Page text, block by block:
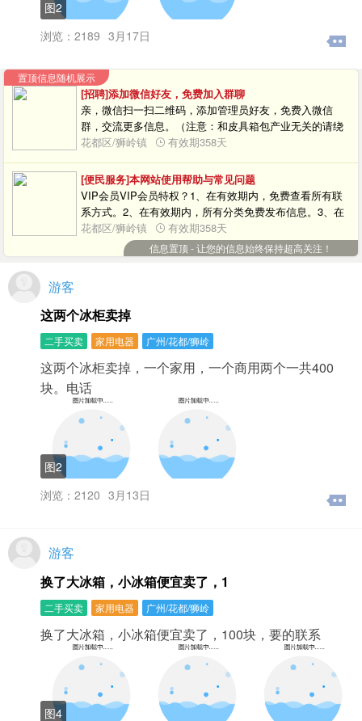
图2
浏览：2189 3月17日
置顶信息随机展示
[招聘]添加微信好友，免费加入群聊
亲，微信扫一扫二维码，添加管理员好友，免费入微信
群，交流更多信息。（注意：和皮具箱包产业无关的请绕
道。）
花都区/狮岭镇 有效期358天
[便民服务]本网站使用帮助与常见问题
VIP会员VIP会员特权？1、在有效期内，免费查看所有联
系方式。2、在有效期内，所有分类免费发布信息。3、在
有效期内，每天发布信息数量不限制，发布信息总数量不
限制，更新间隔时间不限制。部份信息怎么查看联系方
式？1、用户可以购买VIP会员月卡或者年卡，在有效期内
果手机（iPhone）用户在线购买会员等增值服务，其他功
能不受影响，正常使用。提供解决方法：1、请使用安卓手
机（Android）打开微信小程序，在线购买会员等增值服务
底部菜单苹果手机（iPhone）专用链接，可以在线购买会
员等增值服务。3、请使用PC电脑打开浏览器输入网址：
www.baobaoezu.com，打开电脑网站，在线购买会员等增
值服务后再使用。置顶与刷新置顶有哪几种形式？置顶有3
种形式，A级置顶，B级置顶，C级置顶。置顶信息排序规
则：1：A级置顶，2：B级置顶，3：C级置顶。信息发布
成功后，直接点击购买置顶，付款后信息自动置顶。已发
点击管理购买置顶。置顶有什么好处？信息置顶后，就能
经发布成功的信息，您可以联系本网站工作人员咨询置顶
业务。置顶后该信息就会在该类别的列表页中长时间处在
靠前的固定位置，并带醒目图标 。置顶信息会引起用户更
多关注，不会因为有新的帖子发布，而使您的帖子被挤到
后边，以至于无法被关注到。刷新是什么？刷新信息相当
于您把这个信息重新发布一次，信息会再次排到该类别列
表页面的靠前位置。标题加红？信息发布成功后，直接点
击购买标题加红，付款后信息自动标题加红。已发布的信
息，通过搜索找到信息，点击标题进入详细页面，点击管
花都区/狮岭镇 有效期358天
信息置顶 - 让您的信息始终保持超高关注！
游客
这两个冰柜卖掉
二手买卖 家用电器 广州/花都/狮岭
这两个冰柜卖掉，一个家用，一个商用两个一共400
块。电话
图2
浏览：2120 3月13日
游客
换了大冰箱，小冰箱便宜卖了，1
二手买卖 家用电器 广州/花都/狮岭
换了大冰箱，小冰箱便宜卖了，100块，要的联系
图4